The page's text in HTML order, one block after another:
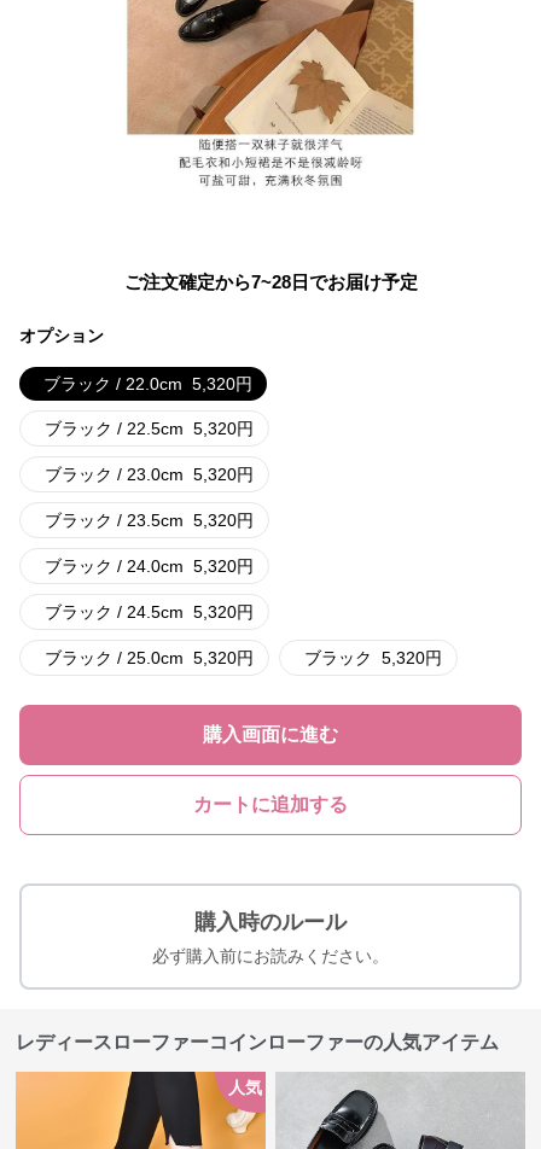
ご注文確定から7~28日でお届け予定
オプション
ブラック / 22.0cm 5,320円
ブラック / 22.5cm 5,320円
ブラック / 23.0cm 5,320円
ブラック / 23.5cm 5,320円
ブラック / 24.0cm 5,320円
ブラック / 24.5cm 5,320円
ブラック / 25.0cm 5,320円 ブラック 5,320円
購入画面に進む
カートに追加する
購入時のルール
必ず購入前にお読みください。
レディースローファーコインローファーの人気アイテム
人気